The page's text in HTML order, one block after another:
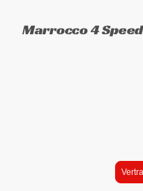
Marrocco 4 Speed